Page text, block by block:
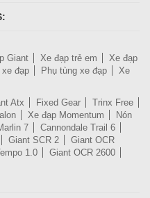
Giant Xe đạp trẻ em
Xe đạp
xe đạp Phụ tùng xe đạp
Xe
Atx Fixed Gear
Trinx Free
Xe đạp Momentum
Nón
7
Cannondale Trail 6
Giant SCR 2
Giant OCR
1.0
Giant OCR 2600